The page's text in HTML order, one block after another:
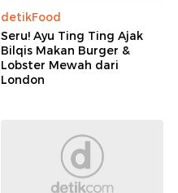
detikFood
Seru! Ayu Ting Ting Ajak
Bilqis Makan Burger &
Lobster Mewah dari
London